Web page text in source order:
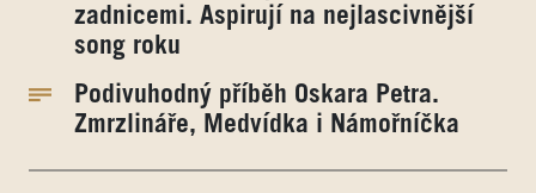
zadnicemi. Aspirují na nejlascivnější
song roku
Podivuhodný příběh Oskara Petra.
Zmrzlináře, Medvídka i Námořníčka